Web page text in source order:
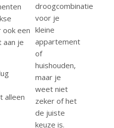
ook een
aan je
alleen
droogcombinatie
voor je
kleine
appartement
of
huishouden,
maar je
weet niet
zeker of het
de juiste
keuze is.